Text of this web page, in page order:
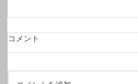
コメント